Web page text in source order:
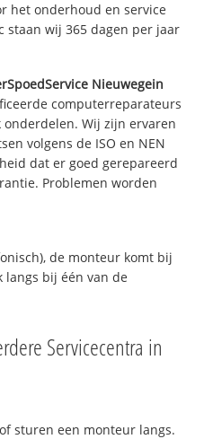
het onderhoud en service
staan wij 365 dagen per jaar
Nieuwegein
computerreparateurs
Wij zijn ervaren
volgens de ISO en NEN
dat er goed gerepareerd
Problemen worden
de monteur komt bij
langs bij één van de
Servicecentra in
sturen een monteur langs.